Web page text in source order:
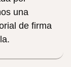
una
de firma